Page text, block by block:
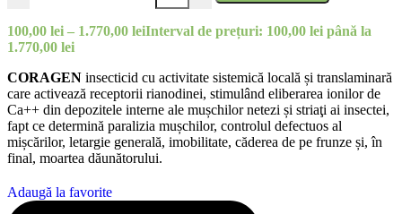
100,00 lei – 1.770,00 leiInterval de prețuri: 100,00 lei până la
1.770,00 lei
CORAGEN insecticid cu activitate sistemică locală și translaminară
care activează receptorii rianodinei, stimulând eliberarea ionilor de
Ca++ din depozitele interne ale mușchilor netezi și striaţi ai insectei,
fapt ce determină paralizia mușchilor, controlul defectuos al
mișcărilor, letargie generală, imobilitate, căderea de pe frunze și, în
final, moartea dăunătorului.
Adaugă la favorite